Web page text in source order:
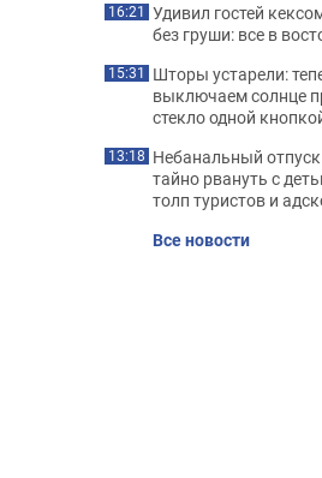
16:21 Удивил гостей
без груши: все в
15:31 Шторы устарели:
выключаем солнце
стекло одной
13:18 Небанальный
тайно рвануть с
толп туристов и
Все новости